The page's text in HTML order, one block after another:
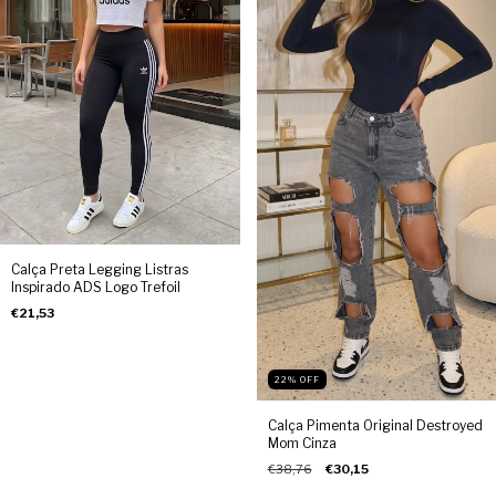
Calça Preta Legging Listras
Inspirado ADS Logo Trefoil
€21,53
22 % OFF
Calça Pimenta Original Destroyed
Mom Cinza
€38,76 €30,15